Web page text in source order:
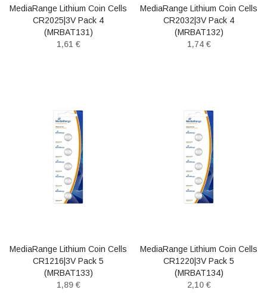
MediaRange Lithium Coin Cells
CR2025|3V Pack 4
(MRBAT131)
1,61 €
MediaRange Lithium Coin Cells
CR2032|3V Pack 4
(MRBAT132)
1,74 €
MediaRange Lithium Coin Cells
CR1216|3V Pack 5
(MRBAT133)
1,89 €
MediaRange Lithium Coin Cells
CR1220|3V Pack 5
(MRBAT134)
2,10 €